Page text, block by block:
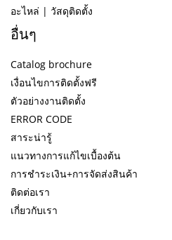
อะไหล่ | วัสดุติดตั้ง
อื่นๆ
Catalog brochure
เงื่อนไขการติดตั้งฟรี
ตัวอย่างงานติดตั้ง
ERROR CODE
สาระน่ารู้
แนวทางการแก้ไขเบื้องต้น
การชำระเงิน+การจัดส่งสินค้า
ติดต่อเรา
เกี่ยวกับเรา